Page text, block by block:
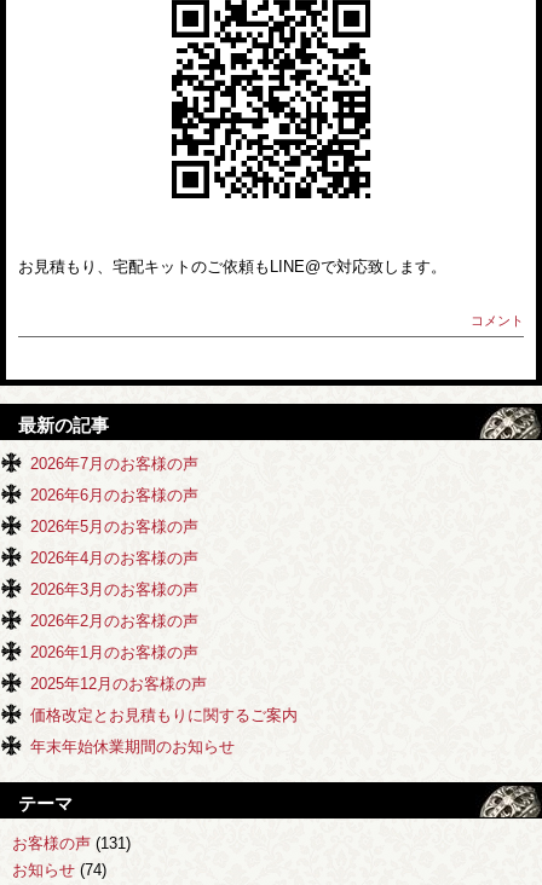
お見積もり、宅配キットのご依頼もLINE@で対応致します。
コメント
最新の記事
2026年7月のお客様の声
2026年6月のお客様の声
2026年5月のお客様の声
2026年4月のお客様の声
2026年3月のお客様の声
2026年2月のお客様の声
2026年1月のお客様の声
2025年12月のお客様の声
価格改定とお見積もりに関するご案内
年末年始休業期間のお知らせ
テーマ
お客様の声 (131)
お知らせ (74)